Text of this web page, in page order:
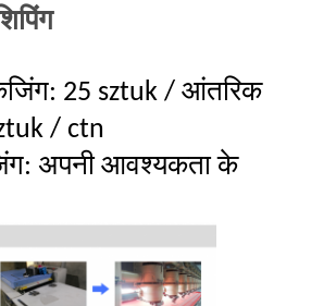
25 sztuk / आंतरिक
/ ctn
अपनी आवश्यकता के